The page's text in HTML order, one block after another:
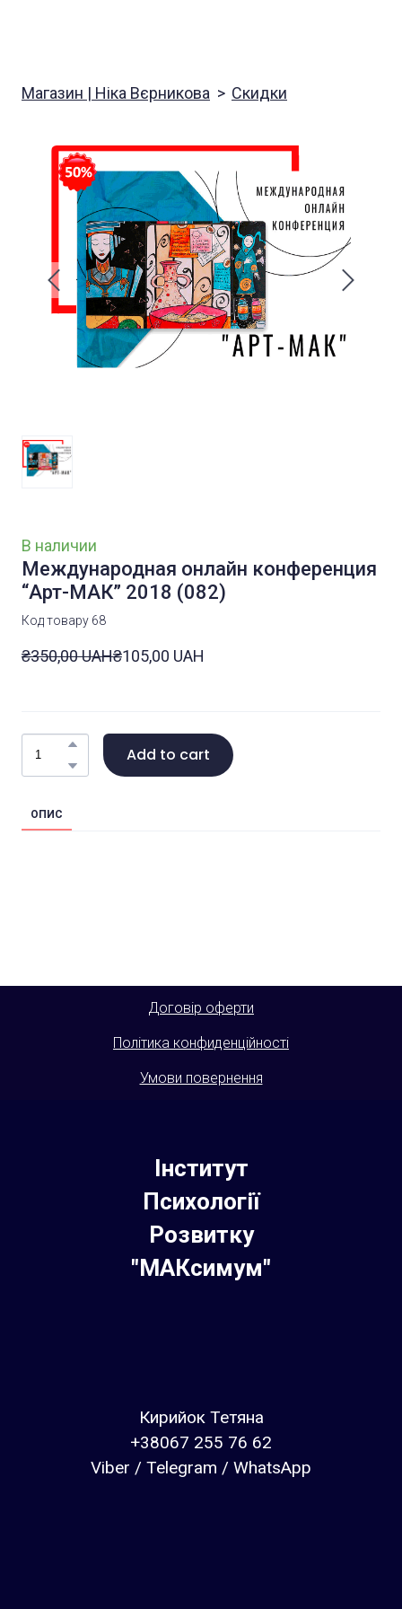
Магазин | Ніка Вєрникова Скидки
В наличии
Международная онлайн конференция
“Арт-МАК” 2018 (082)
Код товару 68
₴350,00 UAH₴105,00 UAH
Add to cart
ОПИС
Договір оферти
Політика конфиденційності
Умови повернення
Інститут
Психології
Розвитку
"МАКсимум"
Кирийок Тетяна
+38067 255 76 62
Viber / Telegram / WhatsApp